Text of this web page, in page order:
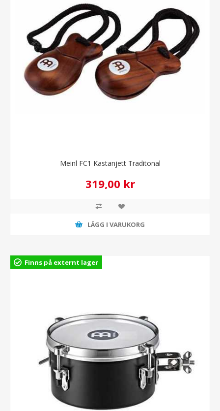
Meinl FC1 Kastanjett Traditonal
319,00 kr
LÄGG I VARUKORG
Finns på externt lager